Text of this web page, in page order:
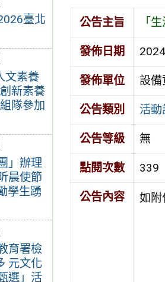
臺北
文素養
新素養
隊參加
」辦理
晨使節
學生踴
育署檢
元文化
選」活
公告主旨 「
發佈日期
發佈單位 設備
公告類別 活動
公告等級 無
點閱次數 339
公告內容 如附